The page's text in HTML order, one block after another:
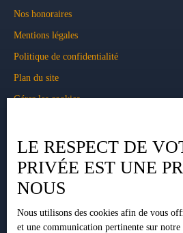
Nos honoraires
Mentions légales
Politique de confidentialité
Plan du site
Gérer les cookies
+33 5 34 35 15 90
LE RESPECT DE
PRIVÉE EST UNE
NOUS
Nous utilisons des cookies afin de vous
et une communication pertinente sur notre